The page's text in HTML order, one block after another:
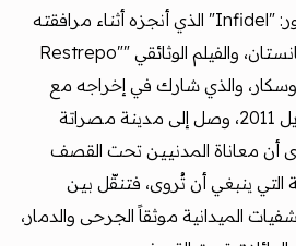
من أبرز أعماله كتاب الصور: "Infidel" الذي أنجزه أثناء مرافقته
الجنود الأمريكيين في أفغانستان، والفيلم الوثائقي "Restrepo"
الأوسكار، والذي شارك في إخراجه مع
سيباستيان جونغر. في أبريل 2011، وصل إلى مدينة مصراتة
أن معاناة المدنيين تحت القصف
ينبغي أن تُروى، فتنقّل بين
الميدانية موثقاً الجرحى والدمار،